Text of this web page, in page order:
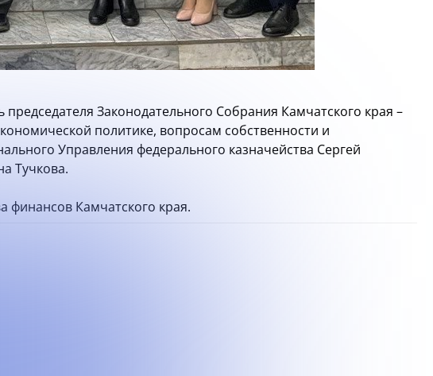
Законодательного Собрания Камчатского края –
политике, вопросам собственности и
Управления федерального казначейства Сергей
Тучкова.
финансов Камчатского края.